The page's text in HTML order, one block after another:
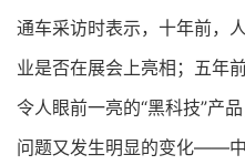
通车采访时表示，十年前，
业是否在展会上亮相；五年
令人眼前一亮的“黑科技”产
问题又发生明显的变化——